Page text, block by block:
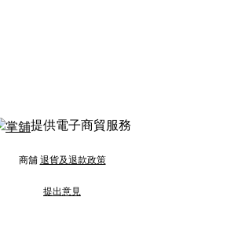
提供電子商貿服務
商舖 退貨及退款政策
提出意見